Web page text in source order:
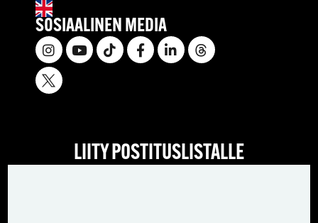
SOSIAALINEN MEDIA
LIITY POSTITUSLISTALLE